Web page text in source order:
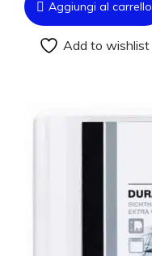
Aggiungi al carrello
Add to wishlist